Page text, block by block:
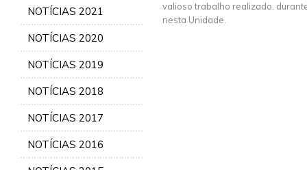
NOTÍCIAS 2021
NOTÍCIAS 2020
NOTÍCIAS 2019
NOTÍCIAS 2018
NOTÍCIAS 2017
NOTÍCIAS 2016
valioso trabalho realizado,
nesta Unidade.